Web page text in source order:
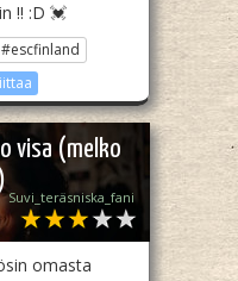
!! :D 💓
#escfinland
visa (melko
Suvi_teräsniska_fani
omasta